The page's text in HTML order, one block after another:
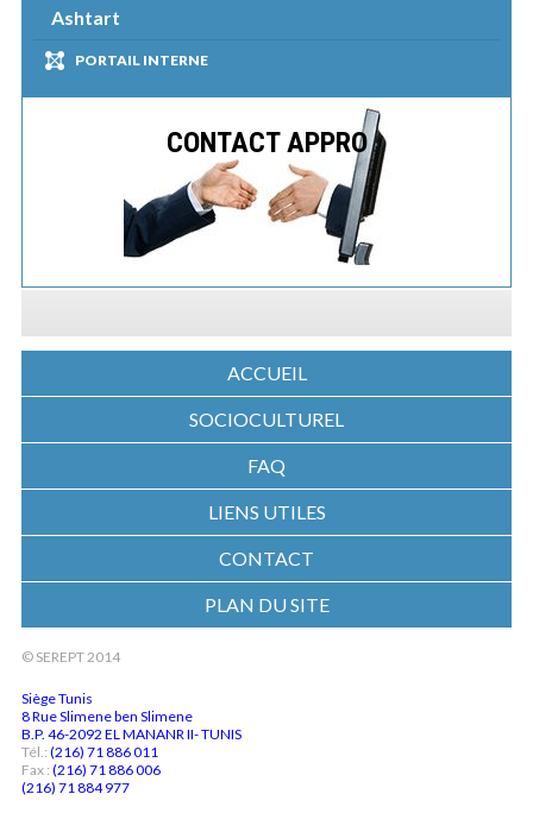
Ashtart
PORTAIL INTERNE
CONTACT APPRO
ACCUEIL
SOCIOCULTUREL
FAQ
LIENS UTILES
CONTACT
PLAN DU SITE
© SEREPT 2014
Siège Tunis
8 Rue Slimene ben Slimene
B.P. 46-2092 EL MANANR II- TUNIS
Tél.: (216) 71 886 011
Fax : (216) 71 886 006
(216) 71 884 977